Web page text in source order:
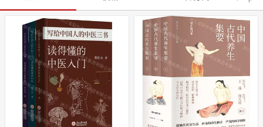
女裝 男裝 化妝保養 情趣用品
日本購物 電子/紙本書
HOT